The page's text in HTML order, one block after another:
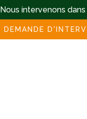
Nous intervenons
DEMANDE